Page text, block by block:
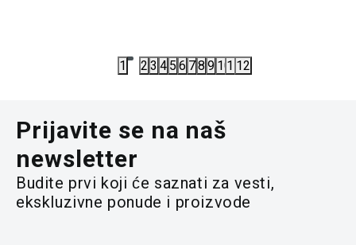
1 2 3 4 5 6 78 9 101112
Prijavite se na naš
newsletter
Budite prvi koji će saznati za vesti,
ekskluzivne ponude i proizvode